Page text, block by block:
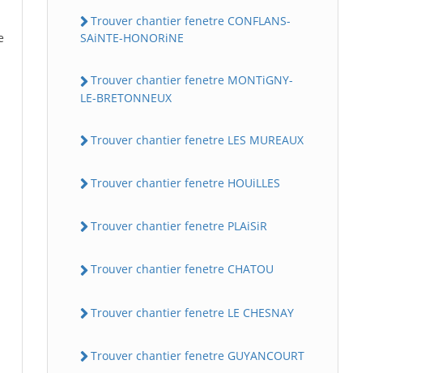
Trouver chantier fenetre CONFLANS-
SAiNTE-HONORiNE
Trouver chantier fenetre MONTiGNY-
LE-BRETONNEUX
Trouver chantier fenetre LES MUREAUX
Trouver chantier fenetre HOUiLLES
Trouver chantier fenetre PLAiSiR
Trouver chantier fenetre CHATOU
Trouver chantier fenetre LE CHESNAY
Trouver chantier fenetre GUYANCOURT